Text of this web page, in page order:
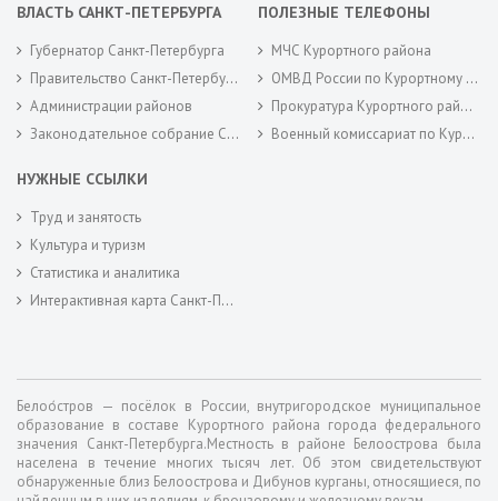
ВЛАСТЬ САНКТ-ПЕТЕРБУРГА
Губернатор Санкт-Петербурга
Правительство Санкт-Петербурга
Администрации районов
Законодательное собрание Санкт-Петербурга
ПОЛЕЗНЫЕ ТЕЛЕФОНЫ
МЧС Курортного района
ОМВД России по Курортному району
Прокуратура Курортного района
Военный комиссариат по Курортному районам города Санкт-Петербурга
НУЖНЫЕ ССЫЛКИ
Труд и занятость
Культура и туризм
Статистика и аналитика
Интерактивная карта Санкт-Петербурга
Белоо́стров — посёлок в России, внутригородское муниципальное
образование в составе Курортного района города федерального
значения Санкт-Петербурга.Местность в районе Белоострова была
населена в течение многих тысяч лет. Об этом свидетельствуют
обнаруженные близ Белоострова и Дибунов курганы, относящиеся, по